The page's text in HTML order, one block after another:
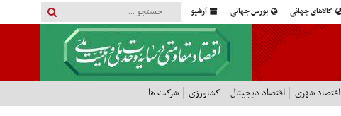
کالاهای جهانی بورس جهانی آرشیو
اقتصاد شهری اقتصاد دیجیتال کشاورزی شرکت ها